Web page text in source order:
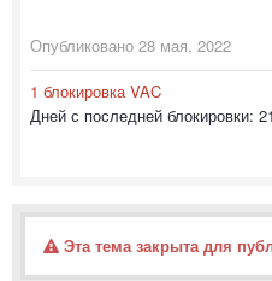
Опубликовано 28 мая, 2022
1 блокировка VAC
Дней с последней блокировки:
Эта тема закрыта для